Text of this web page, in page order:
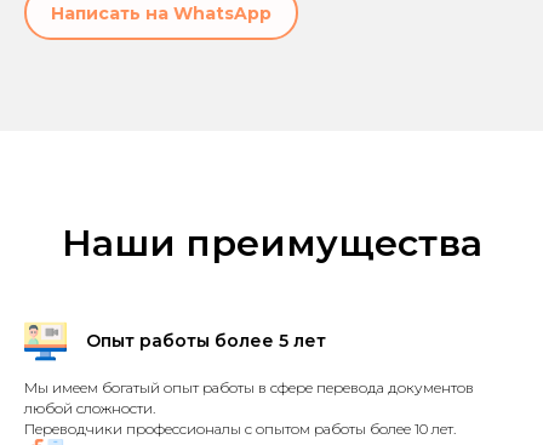
Написать на WhatsApp
Наши преимущества
Опыт работы более 5 лет
Мы имеем богатый опыт работы в сфере перевода документов
любой сложности.
Переводчики профессионалы с опытом работы более 10 лет.